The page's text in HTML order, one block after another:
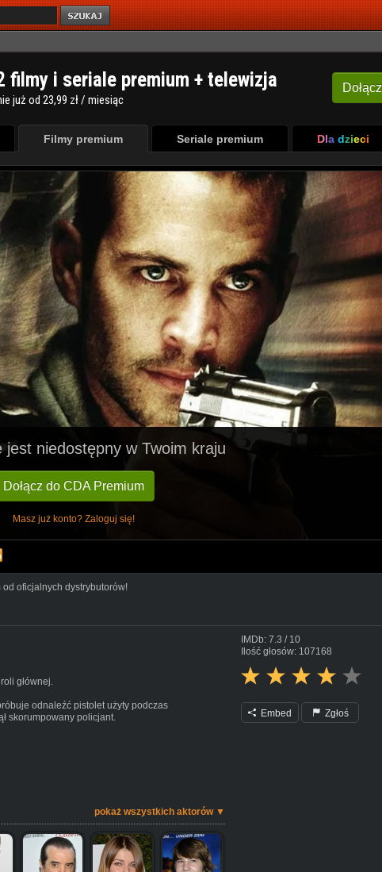
Dołącz
filmy i seriale premium + telewizja
już od 23,99 zł / miesiąc
Filmy premium Seriale premium Dla dzieci
jest niedostępny w Twoim kraju
Dołącz do CDA Premium
Masz już konto? Zaloguj się!
oficjalnych dystrybutorów!
głównej.
odnaleźć pistolet użyty podczas
skorumpowany policjant.
pokaż wszystkich aktorów ▼
IMDb: 7.3 / 10
Ilość głosów: 107168
Embed Zgłoś